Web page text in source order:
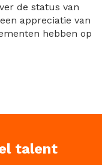
de status van
appreciatie van
hebben op
talent